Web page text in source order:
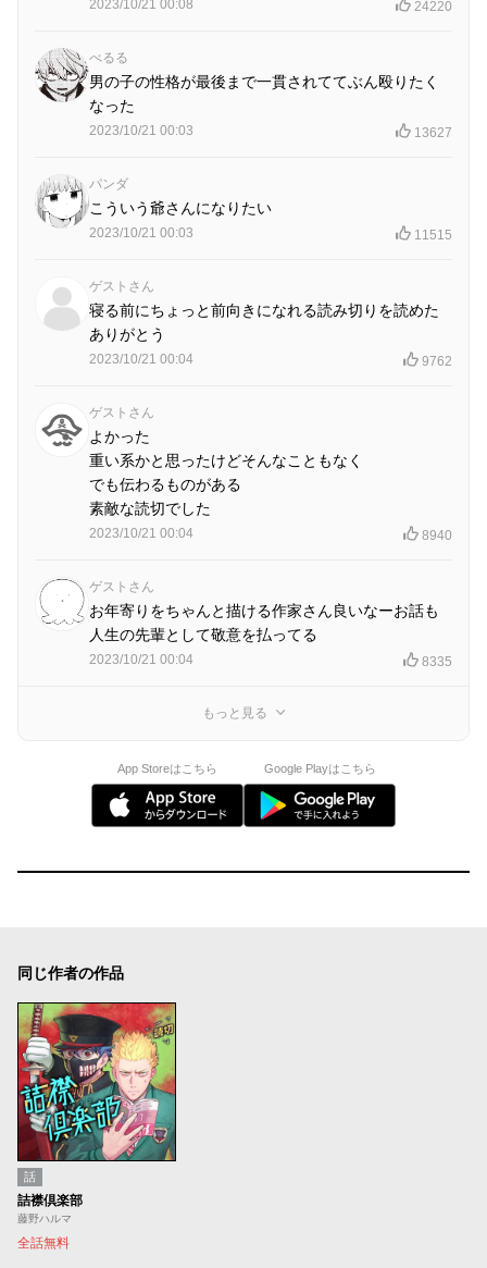
2023/10/21 00:08 24220
べるる
男の子の性格が最後まで一貫されててぶん殴りたく
なった
2023/10/21 00:03 13627
パンダ
こういう爺さんになりたい
2023/10/21 00:03 11515
ゲストさん
寝る前にちょっと前向きになれる読み切りを読めた
ありがとう
2023/10/21 00:04 9762
ゲストさん
よかった
重い系かと思ったけどそんなこともなく
でも伝わるものがある
素敵な読切でした
2023/10/21 00:04 8940
ゲストさん
お年寄りをちゃんと描ける作家さん良いなーお話も
人生の先輩として敬意を払ってる
2023/10/21 00:04 8335
もっと見る
App Storeはこちら Google Playはこちら
同じ作者の作品
話
詰襟倶楽部
藤野ハルマ
全話無料